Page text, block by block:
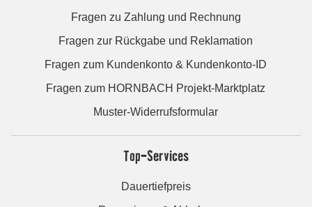
Fragen zu Zahlung und Rechnung
Fragen zur Rückgabe und Reklamation
Fragen zum Kundenkonto & Kundenkonto-ID
Fragen zum HORNBACH Projekt-Marktplatz
Muster-Widerrufsformular
Top-Services
Dauertiefpreis